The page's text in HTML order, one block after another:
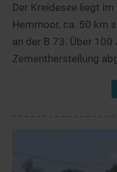
Der Kreidesee liegt
Hemmoor, ca. 50 km
an der B 73. Über
Zementherstellung